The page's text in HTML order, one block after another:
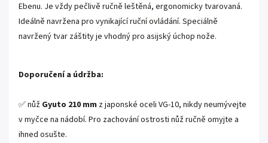
Ebenu. Je vždy pečlivě ručně leštěná, ergonomicky tvarovaná.
Ideálně navržena pro vynikající ruční ovládání. Speciálně
navržený tvar záštity je vhodný pro asijský úchop nože.
Doporučení a údržba:
✅ nůž Gyuto 210 mm z japonské oceli VG-10, nikdy neumývejte
v myčce na nádobí. Pro zachování ostrosti nůž ručně omyjte a
ihned osušte.